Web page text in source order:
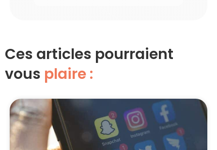
Ces articles pourraient
vous plaire :